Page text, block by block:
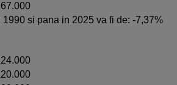
1990 si pana in 2025 va fi de: -7,37%